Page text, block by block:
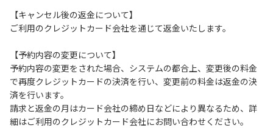
の間車輌移動はご遠慮ください。
１２．レンタル品は管理棟に返却してください。
宿泊可能なサイトは除く）
１４．キャンプ場内に喫煙所はございません。他のお客様の
ご迷惑にならないようにご配慮願います。
【当キャンプ場での禁止事項】
１．花火（手持ちや打ち上げなど全て）。
【キャンセル後の返金について】
ご利用のクレジットカード会社を通じて返金いたします。
【予約内容の変更について】
予約内容の変更をされた場合、システムの都合上、変更後の料金
で再度クレジットカードの決済を行い、変更前の料金は返金の決
済を行います。
請求と返金の月はカード会社の締め日などにより異なるため、詳
細はご利用のクレジットカード会社にお問い合わせください。